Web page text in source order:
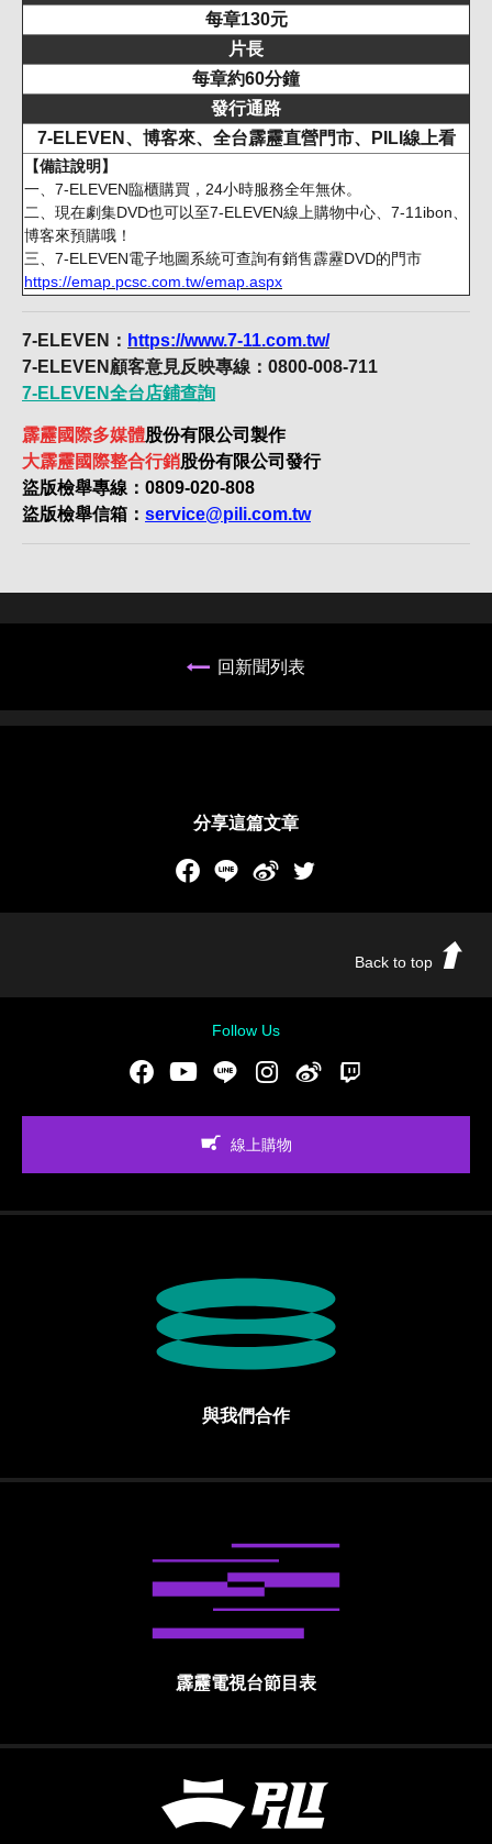
每章130元
片長
每章約60分鐘
發行通路
7-ELEVEN、博客來、全台霹靂直營門市、PILI線上看
【備註說明】
一、7-ELEVEN臨櫃購買，24小時服務全年無休。
二、現在劇集DVD也可以至7-ELEVEN線上購物中心、7-11ibon、
博客來預購哦！
三、7-ELEVEN電子地圖系統可查詢有銷售霹靂DVD的門市
https://emap.pcsc.com.tw/emap.aspx
7-ELEVEN： https://www.7-11.com.tw/
7-ELEVEN顧客意見反映專線：0800-008-711
7-ELEVEN全台店鋪查詢
霹靂國際多媒體股份有限公司製作
大霹靂國際整合行銷股份有限公司發行
盜版檢舉專線：0809-020-808
盜版檢舉信箱： service@pili.com.tw
回新聞列表
分享這篇文章
Facebook
LINE 新浪微博
Back to top
Follow Us
FacebookYoutubeLINE Instgram新浪微博
線上購物
與我們合作
霹靂電視台節目表
霹靂國際多媒體股份有限公司 PILI